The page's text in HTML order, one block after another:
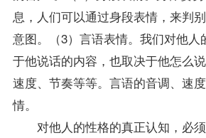
息，人们可以通过身段表情，来判
意图。（3）言语表情。我们对他人
于他说话的内容，也取决于他怎么说
速度、节奏等等。言语的音调、速
情。
对他人的性格的真正认知，必须